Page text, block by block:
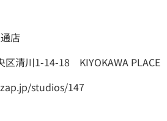
店
区清川1-14-18 KIYOKAWA
studios/147